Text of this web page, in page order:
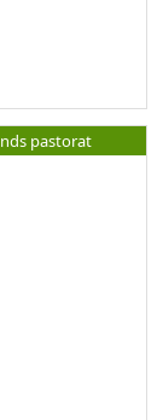
pastorat